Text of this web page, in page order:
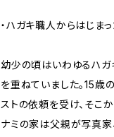
・ハガキ職人からはじま
幼少の頃はいわゆるハガ
を重ねていました。15歳
ストの依頼を受け、そこ
ナミの家は父親が写真家